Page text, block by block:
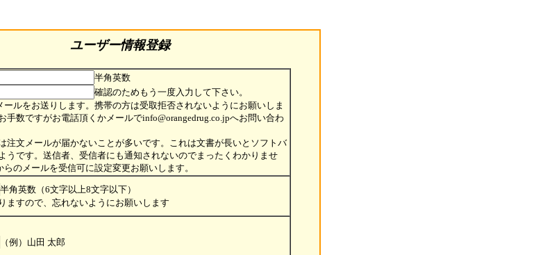
ユーザー情報登録
半角英数
確認のためもう一度入力して下さい。
ールをお送りします。携帯の方は受取拒否されないようにお願いしま
手数ですがお電話頂くかメールでinfo@orangedrug.co.jpへお問い合わ
注文メールが届かないことが多いです。これは文書が長いとソフトバ
うです。送信者、受信者にも通知されないのでまったくわかりませ
のメールを受信可に設定変更お願いします。
半角英数（6文字以上8文字以下）
ますので、忘れないようにお願いします
（例）山田 太郎